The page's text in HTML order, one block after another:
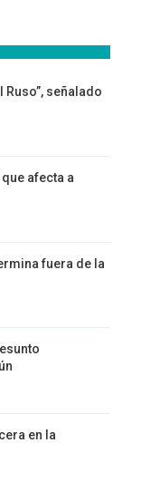
Ruso”, señalado
afecta a
fuera de la
en la